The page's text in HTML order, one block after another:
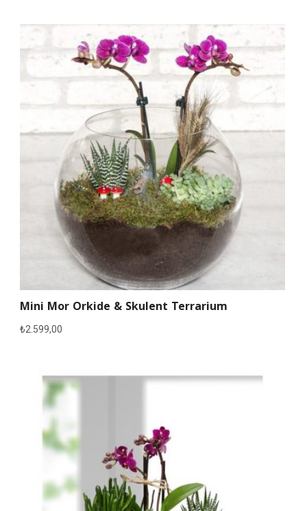
Mini Mor Orkide & Skulent Terrarium
₺2.599,00